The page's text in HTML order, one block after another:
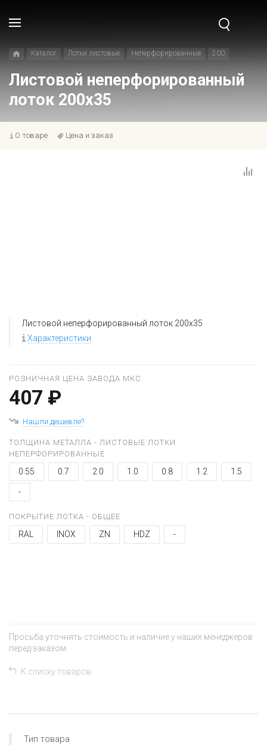
Каталог Лотки листовые Неперфорированные 200
Листовой неперфорированный
лоток 200x35
О товаре Цена и заказ
Листовой неперфорированный лоток 200x35
Характеристики
РОЗНИЧНАЯ ЦЕНА ЗАВОДА МКС
407 ₽
Нашли дешевле?
ТОЛЩИНА МЕТАЛЛА - ЛИСТОВЫЕ ЛОТКИ
НЕПЕРФОРИРОВАННЫЕ
0.55 0.7 2.0 1.0 0.8 1.2 1.5
-
ПОКРЫТИЕ ЛОТКА - ОБЩЕЕ
RAL INOX ZN HDZ -
Просьба уточнять стоимость и наличие у наших менеджеров
перед заказом.
К списку товаров
Тип товара